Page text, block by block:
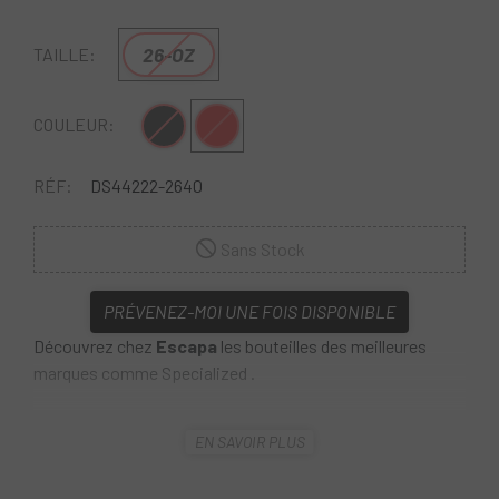
TAILLE: 26-OZ
COULEUR: Noir
RÉF: DS44222-2640
PRÉVENEZ-MOI UNE FOIS DISPONIBLE
Découvrez chez Escapa les bouteilles des meilleures
marques comme Specialized .
une couche de dioxyde de silicium amorphe qui est infusée
EN SAVOIR PLUS